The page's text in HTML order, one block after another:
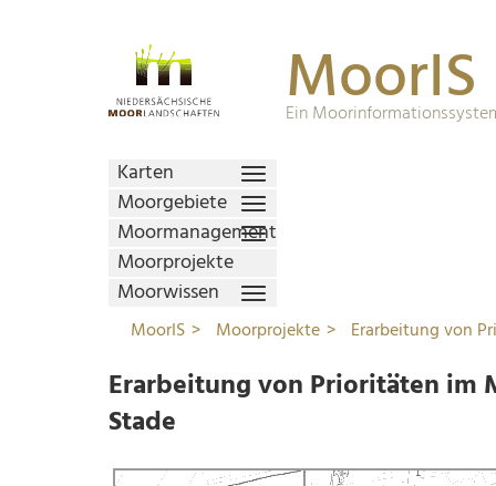
MoorIS
Ein
Karten
Moorgebiete
Moormanagement
Moorprojekte
Moorwissen
MoorIS Moorprojekte Erarbeitung von
Erarbeitung von Prioritäten im
Stade